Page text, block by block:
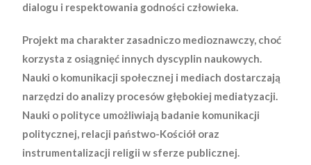
dialogu i respektowania godności człowieka.
Projekt ma charakter zasadniczo medioznawczy, choć
korzysta z osiągnięć innych dyscyplin naukowych.
Nauki o komunikacji społecznej i mediach dostarczają
narzędzi do analizy procesów głębokiej mediatyzacji.
Nauki o polityce umożliwiają badanie komunikacji
politycznej, relacji państwo-Kościół oraz
instrumentalizacji religii w sferze publicznej.